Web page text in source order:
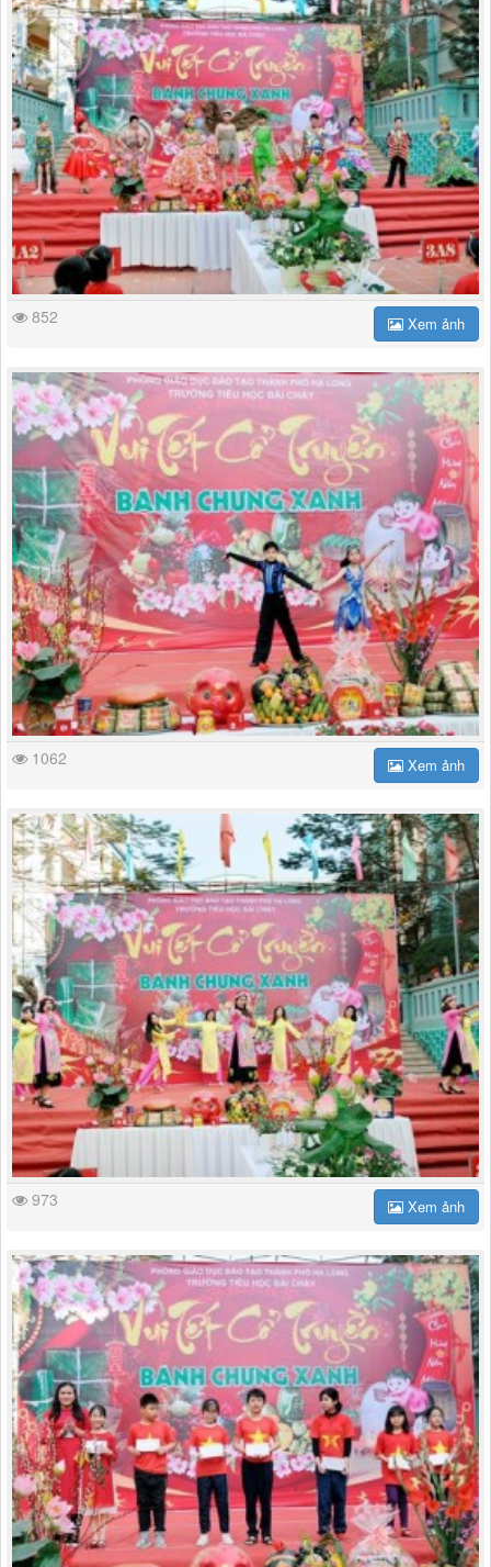
852 Xem ảnh
1062 Xem ảnh
973 Xem ảnh